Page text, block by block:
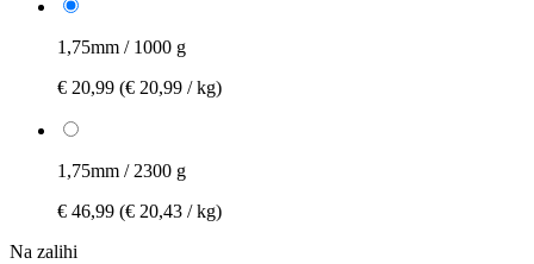
1,75mm / 1000 g
€ 20,99 (€ 20,99 / kg)
1,75mm / 2300 g
€ 46,99 (€ 20,43 / kg)
Na zalihi